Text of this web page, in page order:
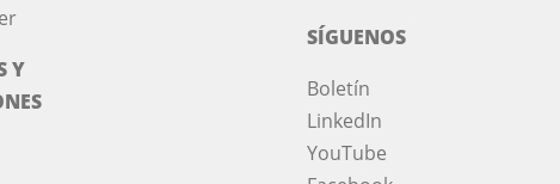
Y
SÍGUENOS
Boletín
LinkedIn
YouTube